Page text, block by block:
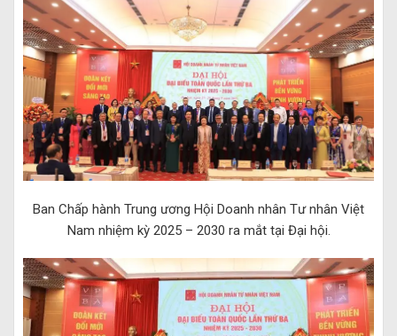
Ban Chấp hành Trung ương Hội Doanh nhân Tư nhân Việt
Nam nhiệm kỳ 2025 – 2030 ra mắt tại Đại hội.